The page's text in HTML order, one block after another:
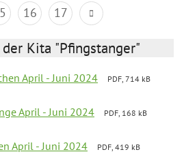
16 17
Kita "Pfingstanger"
April - Juni 2024
PDF, 714 kB
April - Juni 2024
PDF, 168 kB
April - Juni 2024
PDF, 419 kB